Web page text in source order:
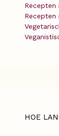
Recepten
Recepten
HOE